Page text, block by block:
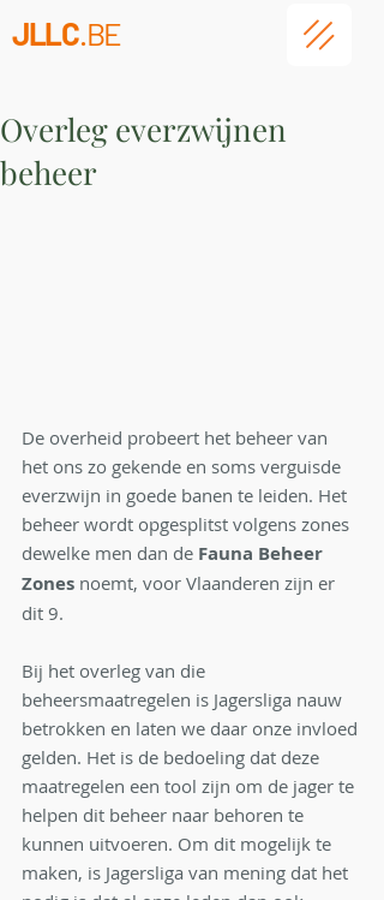
JLLC.BE
Overleg everzwijnen
beheer
De overheid probeert het beheer van
het ons zo gekende en soms verguisde
everzwijn in goede banen te leiden. Het
beheer wordt opgesplitst volgens zones
dewelke men dan de Fauna Beheer
Zones noemt, voor Vlaanderen zijn er
dit 9.
Bij het overleg van die
beheersmaatregelen is Jagersliga nauw
betrokken en laten we daar onze invloed
gelden. Het is de bedoeling dat deze
maatregelen een tool zijn om de jager te
helpen dit beheer naar behoren te
kunnen uitvoeren. Om dit mogelijk te
maken, is Jagersliga van mening dat het